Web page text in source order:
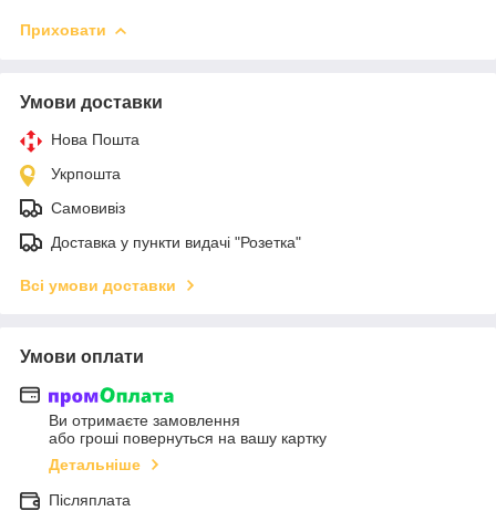
Приховати
Умови доставки
Нова Пошта
Укрпошта
Самовивіз
Доставка у пункти видачі "Розетка"
Всі умови доставки
Умови оплати
Ви отримаєте замовлення
або гроші повернуться на вашу картку
Детальніше
Післяплата